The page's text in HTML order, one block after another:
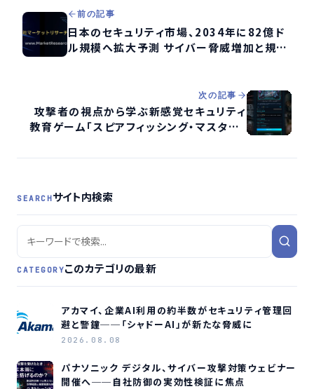
前の記事
日本のセキュリティ市場、2034年に82億ド
ル規模へ拡大予測 サイバー脅威増加と規制
次の記事
攻撃者の視点から学ぶ新感覚セキュリティ
教育ゲーム「スピアフィッシング・マスター」
SEARCHサイト内検索
CATEGORYこのカテゴリの最新
アカマイ、企業AI利用の約半数がセキュリティ管理回
避と警鐘──「シャドーAI」が新たな脅威に
2026.08.08
パナソニック デジタル、サイバー攻撃対策ウェビナー
開催へ──自社防御の実効性検証に焦点